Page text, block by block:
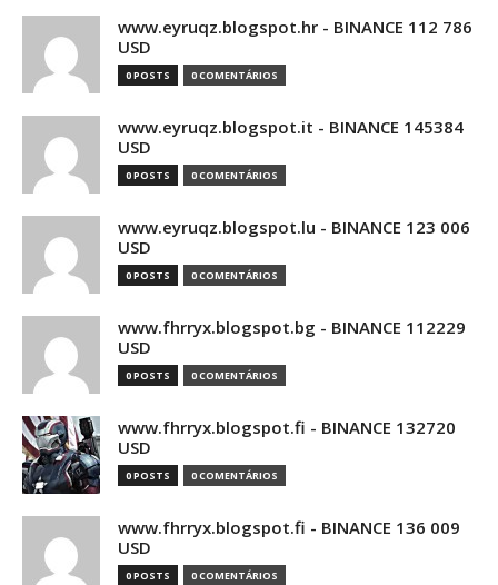
www.eyruqz.blogspot.hr - BINANCE 112 786
USD
0 POSTS 0 COMENTÁRIOS
www.eyruqz.blogspot.it - BINANCE 145384
USD
0 POSTS 0 COMENTÁRIOS
www.eyruqz.blogspot.lu - BINANCE 123 006
USD
0 POSTS 0 COMENTÁRIOS
www.fhrryx.blogspot.bg - BINANCE 112229
USD
0 POSTS 0 COMENTÁRIOS
www.fhrryx.blogspot.fi - BINANCE 132720
USD
0 POSTS 0 COMENTÁRIOS
www.fhrryx.blogspot.fi - BINANCE 136 009
USD
0 POSTS 0 COMENTÁRIOS